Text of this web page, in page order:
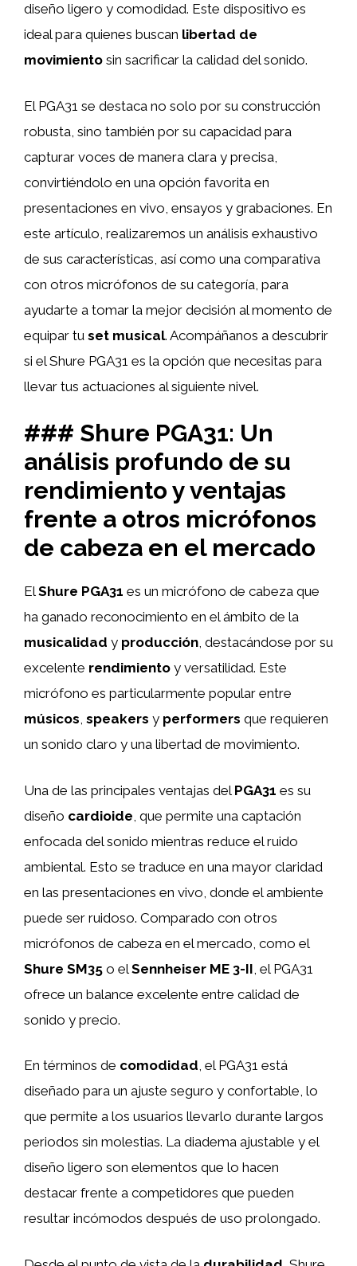
diseño ligero y comodidad. Este dispositivo es
ideal para quienes buscan libertad de
movimiento sin sacrificar la calidad del sonido.
El PGA31 se destaca no solo por su construcción
robusta, sino también por su capacidad para
capturar voces de manera clara y precisa,
convirtiéndolo en una opción favorita en
presentaciones en vivo, ensayos y grabaciones. En
este artículo, realizaremos un análisis exhaustivo
de sus características, así como una comparativa
con otros micrófonos de su categoría, para
ayudarte a tomar la mejor decisión al momento de
equipar tu set musical. Acompáñanos a descubrir
si el Shure PGA31 es la opción que necesitas para
llevar tus actuaciones al siguiente nivel.
### Shure PGA31: Un
análisis profundo de su
rendimiento y ventajas
frente a otros micrófonos
de cabeza en el mercado
ElShure PGA31 es un micrófono de cabeza que
ha ganado reconocimiento en el ámbito de la
musicalidad y producción, destacándose por su
excelente rendimiento y versatilidad. Este
micrófono es particularmente popular entre
músicos, speakers y performers que requieren
un sonido claro y una libertad de movimiento.
Una de las principales ventajas del PGA31 es su
diseño cardioide , que permite una captación
enfocada del sonido mientras reduce el ruido
ambiental. Esto se traduce en una mayor claridad
en las presentaciones en vivo, donde el ambiente
puede ser ruidoso. Comparado con otros
micrófonos de cabeza en el mercado, como el
Shure SM35 o elSennheiser ME 3-II , el PGA31
ofrece un balance excelente entre calidad de
sonido y precio.
En términos de comodidad, el PGA31 está
diseñado para un ajuste seguro y confortable, lo
que permite a los usuarios llevarlo durante largos
periodos sin molestias. La diadema ajustable y el
diseño ligero son elementos que lo hacen
destacar frente a competidores que pueden
resultar incómodos después de uso prolongado.